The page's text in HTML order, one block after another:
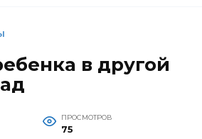
в другой
ПРОСМОТРОВ
75